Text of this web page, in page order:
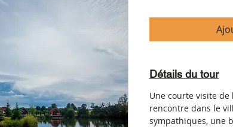
Détails du tour
Une courte visite
rencontre dans le
sympathiques, une